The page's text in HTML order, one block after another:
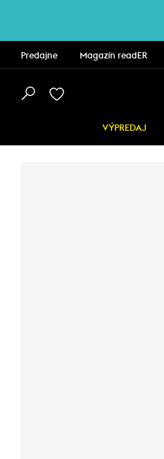
Predajne Magazín readER
VÝPREDAJ